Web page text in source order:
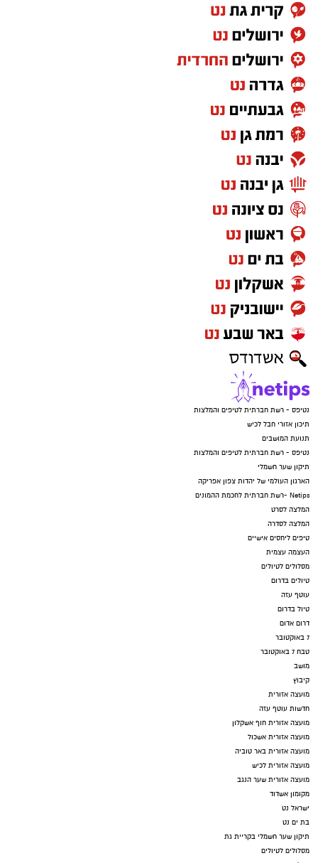
נטיפס - רשת חברתית לטיפים והמלצות
תיכון אזורי חבל לכיש
תנועת המושבים
נטיפס - רשת חברתית לטיפים והמלצות
תיקון שער חשמלי
הארגון העולמי של יהדות צפון אפריקה
Netips -רשת חברתית לחכמת ההמונים
המלצה לסרט
המלצה לסדרה
טיפים ליחסים אישיים
העצמה עצמית
מסלולים לטיולים
טיולים בדרום
עוטף עזה
טיול בדרום
דרום אדום
7 באוקטובר
טבח 7 באוקטובר
מושב
קיבוץ
מועצה אזורית
חדשות עוטף עזה
מועצה אזורית חוף אשקלון
מועצה אזורית אשכול
מועצה אזורית באר טוביה
מועצה אזורית לכיש
מועצה אזורית שער הנגב
מקומון אשדוד
ישראל נט
בת ים נט
תיקון שער חשמלי בקריית גת
מסלולים לטיולים